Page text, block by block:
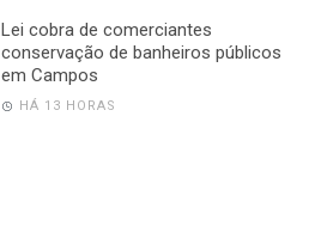
Lei cobra de comerciantes
conservação de banheiros públicos
em Campos
HÁ 13 HORAS